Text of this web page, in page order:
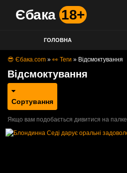
Єбака 18+
ГОЛОВНА
😎 Єбака.com » 👀 Теги » Відсмоктування
Відсмоктування
Сортування
Якщо вам подобається дивитися на палке